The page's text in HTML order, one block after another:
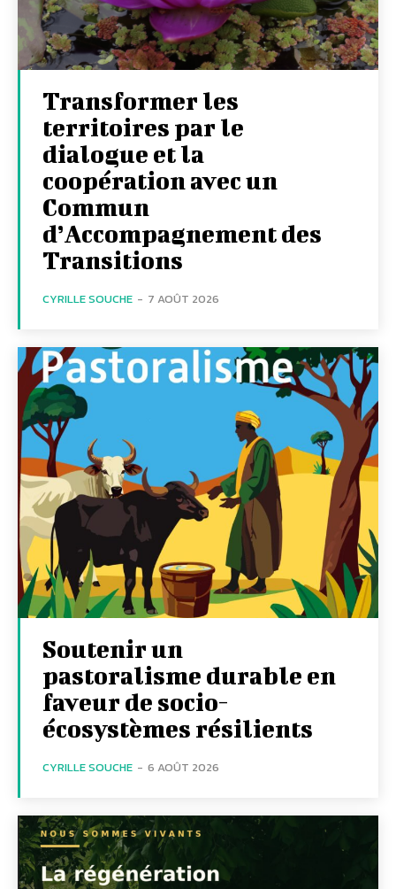
Transformer les
territoires par le
dialogue et la
coopération avec un
Commun
d’Accompagnement des
Transitions
CYRILLE SOUCHE - 7 AOÛT 2026
Soutenir un
pastoralisme durable en
faveur de socio-
écosystèmes résilients
CYRILLE SOUCHE - 6 AOÛT 2026